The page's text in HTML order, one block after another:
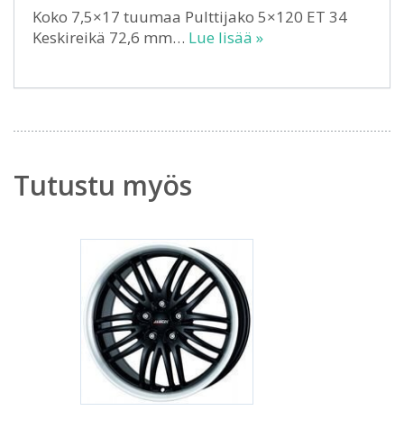
Koko 7,5×17 tuumaa Pulttijako 5×120 ET 34
Keskireikä 72,6 mm… Lue lisää »
Tutustu myös